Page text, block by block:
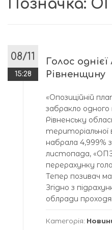
Позначка:
08/11
15:28
Голос
Рівненщину
«Опозиційній
забракло
Рівненську
територіальної
набрала 4,999%
листопада,
перерахунку
Тепер позивач
Згідно з
облради
Категорія: